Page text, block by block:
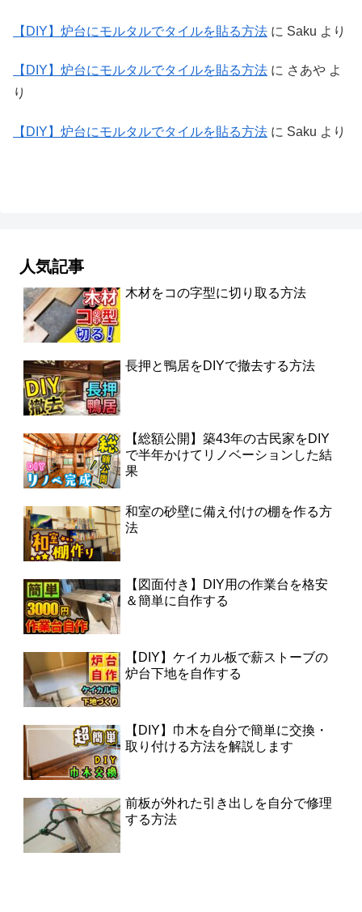
【DIY】炉台にモルタルでタイルを貼る方法 に Saku より
【DIY】炉台にモルタルでタイルを貼る方法 に さあや よ
り
【DIY】炉台にモルタルでタイルを貼る方法 に Saku より
人気記事
木材をコの字型に切り取る方法
長押と鴨居をDIYで撤去する方法
【総額公開】築43年の古民家をDIY
で半年かけてリノベーションした結
果
和室の砂壁に備え付けの棚を作る方
法
【図面付き】DIY用の作業台を格安
＆簡単に自作する
【DIY】ケイカル板で薪ストーブの
炉台下地を自作する
【DIY】巾木を自分で簡単に交換・
取り付ける方法を解説します
前板が外れた引き出しを自分で修理
する方法